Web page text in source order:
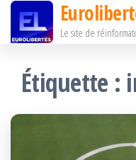
Passer
contenu
Le site de
Étiquette :